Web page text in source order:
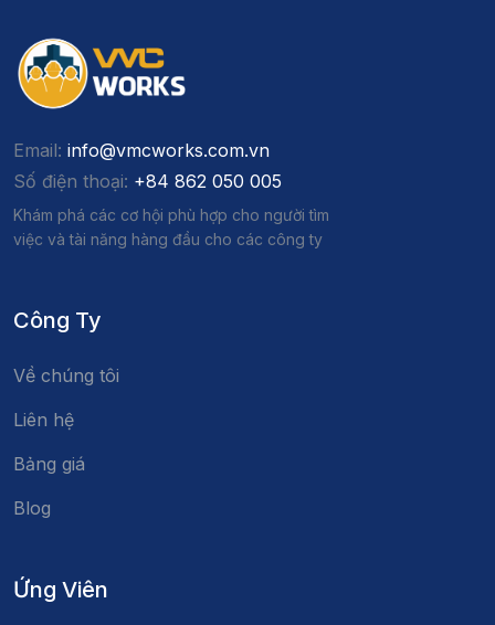
Email: info@vmcworks.com.vn
Số điện thoại: +84 862 050 005
Khám phá các cơ hội phù hợp cho người tìm
việc và tài năng hàng đầu cho các công ty
Công Ty
Về chúng tôi
Liên hệ
Bảng giá
Blog
Ứng Viên